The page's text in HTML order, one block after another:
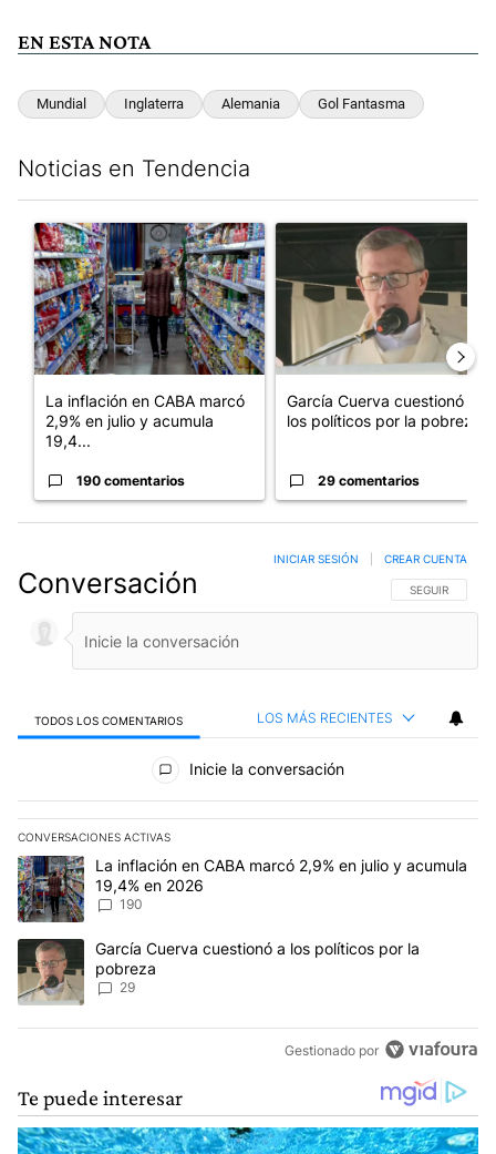
EN ESTA NOTA
Mundial Inglaterra Alemania Gol Fantasma
Noticias en Tendencia
Un artículo de tendencia con el título "La inflación en CABA
La inflación en CABA marcó
2,9% en julio y acumula
19,4...
190 comentarios
Un artículo de tendencia con
García Cuerva cuestionó a
los políticos por la pobreza
29 comentarios
Conversación SIGA ESTA
SEGUIR
INICIAR SESIÓN CREAR CUENTA
TODOS LOS COMENTARIOS LOS MÁS RECIENTES
Todos los comentarios
Inicie la conversación
CONVERSACIONES ACTIVAS
Este listado muestra los artículos con más comentarios en los
Un artículo de tendencia con el título "La inflación en CABA
La inflación en CABA marcó 2,9% en julio y acumula
19,4% en 2026
190
Un artículo de tendencia con el título "García Cuerva cuestionó
García Cuerva cuestionó a los políticos por la
pobreza
29
Gestionado por